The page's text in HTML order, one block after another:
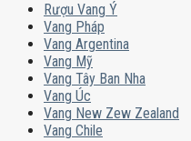
Rượu Vang Ý
Vang Pháp
Vang Argentina
Vang Mỹ
Vang Tây Ban Nha
Vang Úc
Vang New Zew Zealand
Vang Chile